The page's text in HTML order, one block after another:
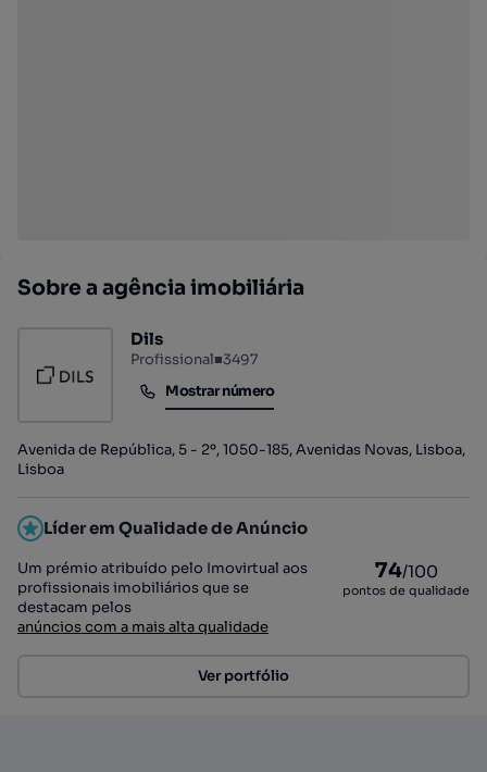
Sobre a agência imobiliária
Dils
Profissional■3497
Mostrar número
Mostrar número
Avenida de República, 5 - 2º, 1050-185, Avenidas Novas, Lisboa,
Lisboa
Líder em Qualidade de Anúncio
Um prémio atribuído pelo Imovirtual aos
profissionais imobiliários que se
destacam pelos
anúncios com a mais alta qualidade
74/100
pontos de qualidade
Ver portfólio